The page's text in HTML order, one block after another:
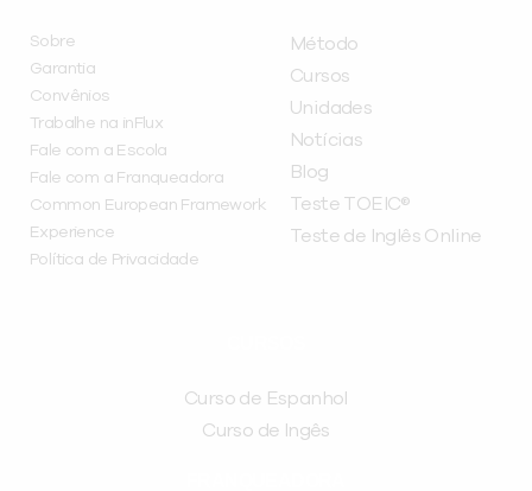
Sobre
Garantia
Convênios
Trabalhe na inFlux
Fale com a Escola
Fale com a Franqueadora
Common European Framework
Experience
Política de Privacidade
Método
Cursos
Unidades
Notícias
Blog
Teste TOEIC®
Teste de Inglês Online
Curso de Espanhol
Curso de Ingês